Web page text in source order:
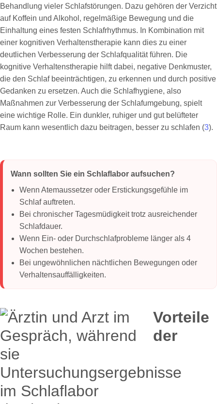
Behandlung vieler Schlafstörungen. Dazu gehören der Verzicht
auf Koffein und Alkohol, regelmäßige Bewegung und die
Einhaltung eines festen Schlafrhythmus. In Kombination mit
einer kognitiven Verhaltenstherapie kann dies zu einer
deutlichen Verbesserung der Schlafqualität führen. Die
kognitive Verhaltenstherapie hilft dabei, negative Denkmuster,
die den Schlaf beeinträchtigen, zu erkennen und durch positive
Gedanken zu ersetzen. Auch die Schlafhygiene, also
Maßnahmen zur Verbesserung der Schlafumgebung, spielt
eine wichtige Rolle. Ein dunkler, ruhiger und gut belüfteter
Raum kann wesentlich dazu beitragen, besser zu schlafen (3).
Wann sollten Sie ein Schlaflabor aufsuchen?
Wenn Atemaussetzer oder Erstickungsgefühle im
Schlaf auftreten.
Bei chronischer Tagesmüdigkeit trotz ausreichender
Schlafdauer.
Wenn Ein- oder Durchschlafprobleme länger als 4
Wochen bestehen.
Bei ungewöhnlichen nächtlichen Bewegungen oder
Verhaltensauffälligkeiten.
Vorteile
der